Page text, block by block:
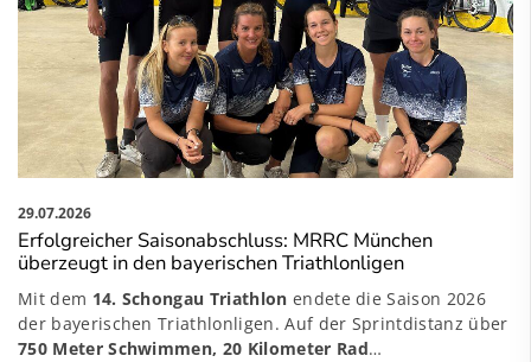
29.07.2026
Erfolgreicher Saisonabschluss: MRRC München
überzeugt in den bayerischen Triathlonligen
Mit dem 14. Schongau Triathlon endete die Saison 2026
der bayerischen Triathlonligen. Auf der Sprintdistanz über
750 Meter Schwimmen, 20 Kilometer Rad…